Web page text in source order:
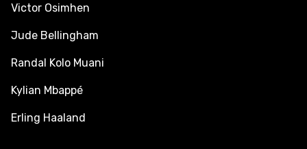
Victor Osimhen
Jude Bellingham
Randal Kolo Muani
Kylian Mbappé
Erling Haaland